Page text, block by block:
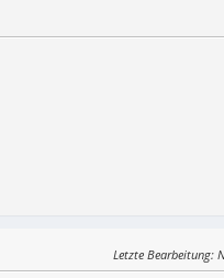
Letzte Bearbeitung: